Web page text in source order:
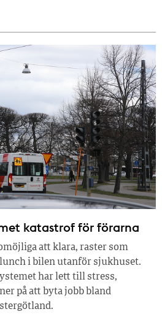
katastrof för förarna
att klara, raster som
i bilen utanför sjukhuset.
har lett till stress,
på att byta jobb bland